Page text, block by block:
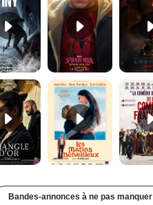
Le Triangle d'or Bande-annonce VF
Bandes-annonces à ne pas manquer